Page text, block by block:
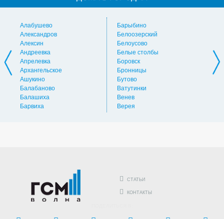
Алабушево
Александров
Алексин
Андреевка
Апрелевка
Архангельское
Ашукино
Балабаново
Балашиха
Барвиха
Барыбино
Белоозерский
Белоусово
Белые столбы
Боровск
Бронницы
Бутово
Ватутинки
Венев
Верея
СТАТЬИ
КОНТАКТЫ